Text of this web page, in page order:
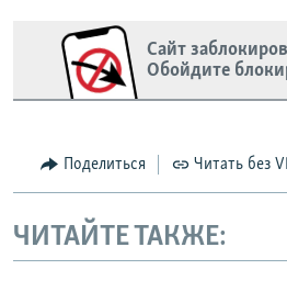
Сайт
Обойдите
Поделиться Читать без
ЧИТАЙТЕ ТАКЖЕ: